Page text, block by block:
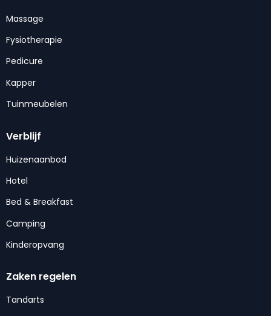
Massage
Fysiotherapie
Pedicure
Kapper
Tuinmeubelen
Verblijf
Huizenaanbod
Hotel
Bed & Breakfast
Camping
Kinderopvang
Zaken regelen
Tandarts